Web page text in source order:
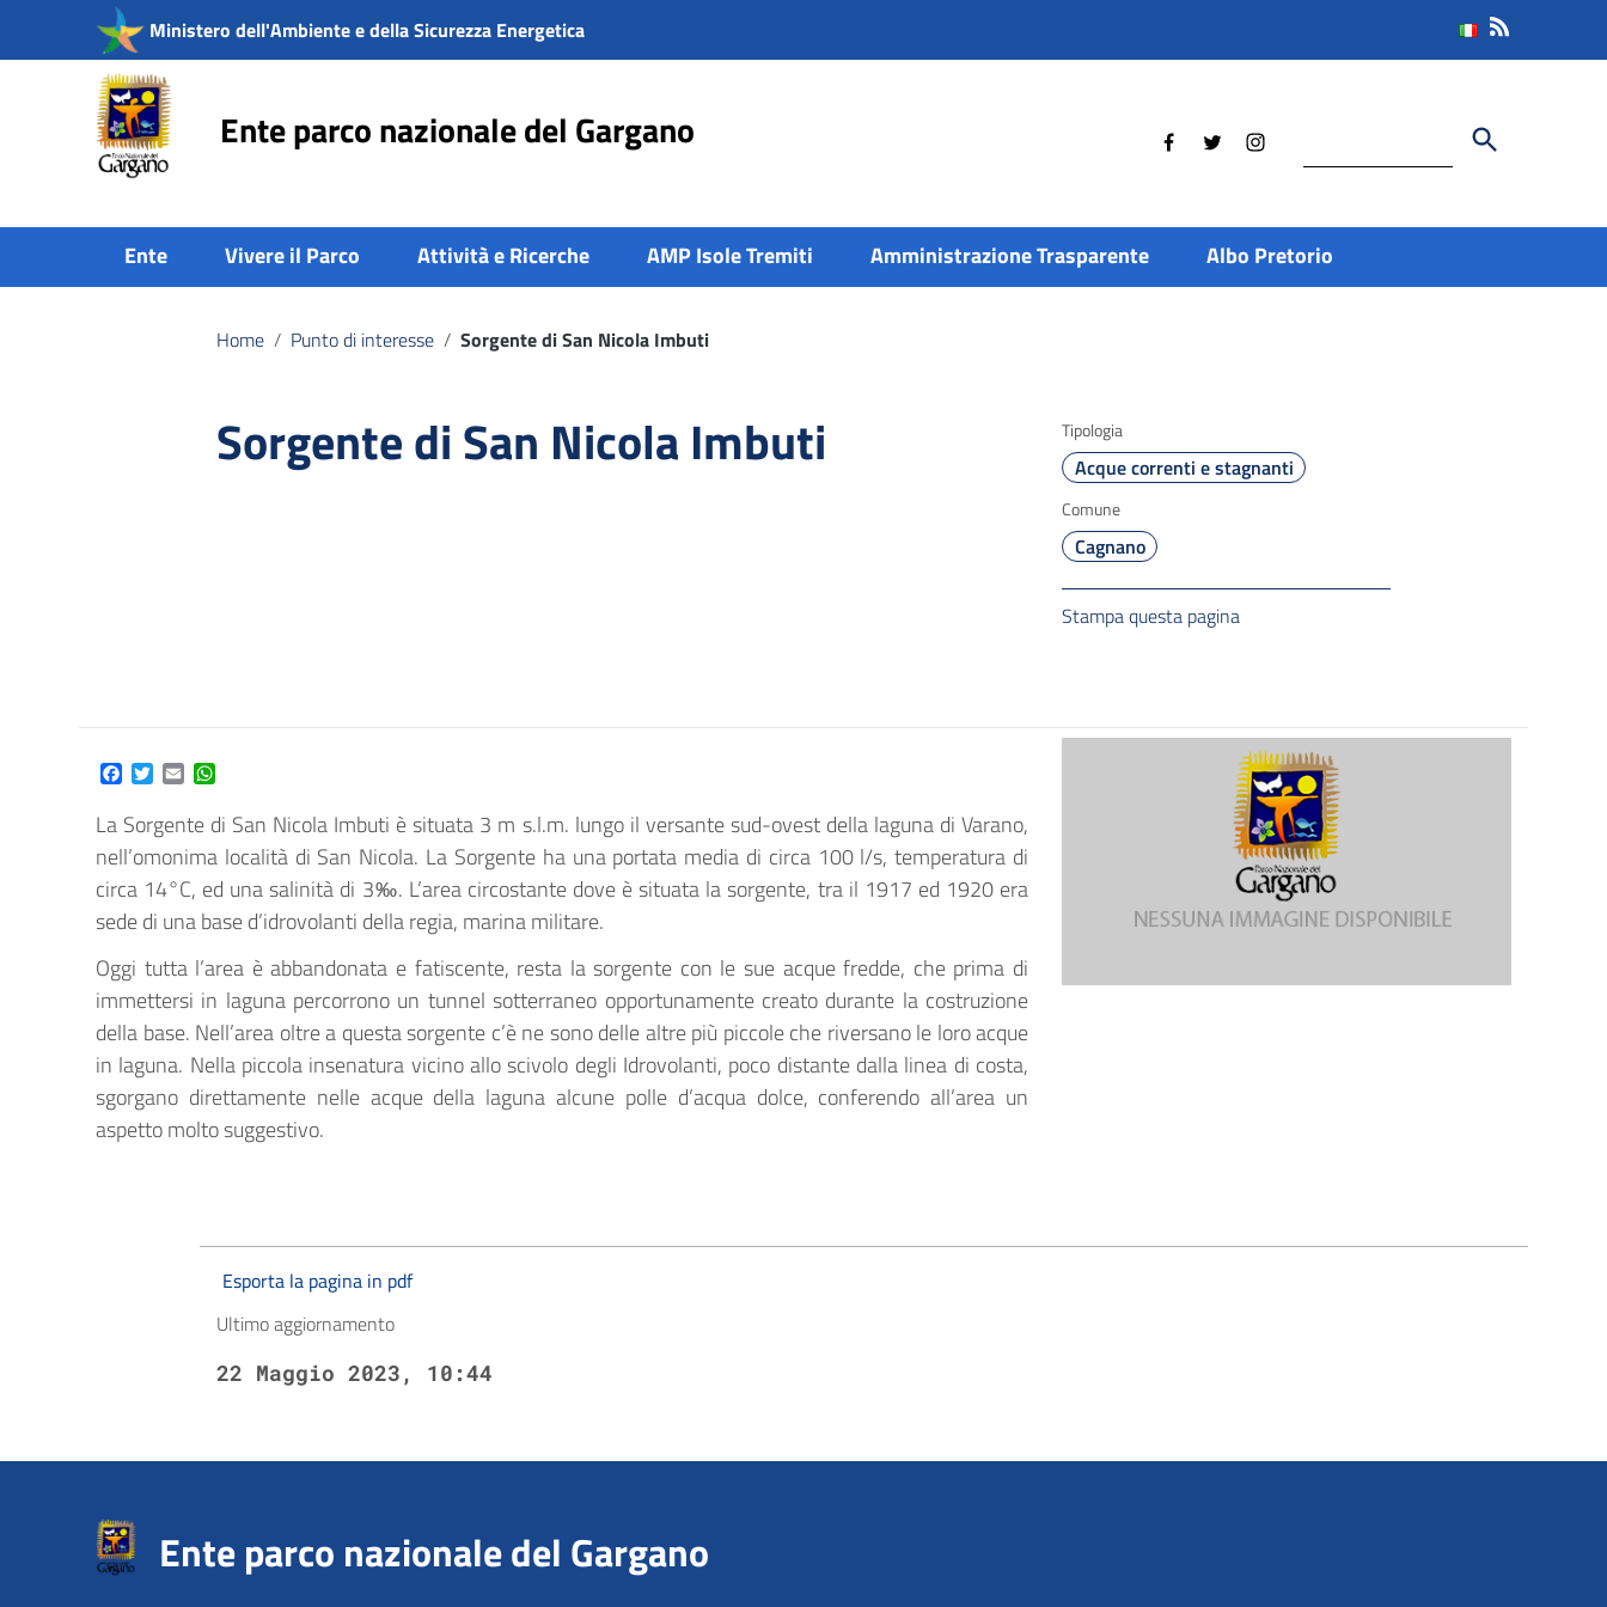
Vai ai contenuti
Vai al menu di navigazione
Vai al footer
Ministero dell'Ambiente e della Sicurezza Energetica
Ente parco nazionale del Gargano Cerca
Ente Vivere il Parco Attività e Ricerche AMP Isole Tremiti Amministrazione Trasparente Albo Pretorio
Home / Punto di interesse / Sorgente di San Nicola Imbuti
Sorgente di San Nicola Imbuti Tipologia
Acque correnti e stagnanti
Comune
Cagnano
Stampa questa pagina
Facebook
Twitter
Email
La Sorgente di San Nicola Imbuti è situata 3 m s.l.m. lungo il versante sud-ovest della laguna di Varano,
nell’omonima località di San Nicola. La Sorgente ha una portata media di circa 100 l/s, temperatura di
circa 14°C, ed una salinità di 3‰. L’area circostante dove è situata la sorgente, tra il 1917 ed 1920 era
sede di una base d’idrovolanti della regia, marina militare.
Oggi tutta l’area è abbandonata e fatiscente, resta la sorgente con le sue acque fredde, che prima di
immettersi in laguna percorrono un tunnel sotterraneo opportunamente creato durante la costruzione
della base. Nell’area oltre a questa sorgente c’è ne sono delle altre più piccole che riversano le loro acque
in laguna. Nella piccola insenatura vicino allo scivolo degli Idrovolanti, poco distante dalla linea di costa,
sgorgano direttamente nelle acque della laguna alcune polle d’acqua dolce, conferendo all’area un
aspetto molto suggestivo.
Esporta la pagina in pdf
Ultimo aggiornamento
22 Maggio 2023, 10:44
Ente parco nazionale del Gargano